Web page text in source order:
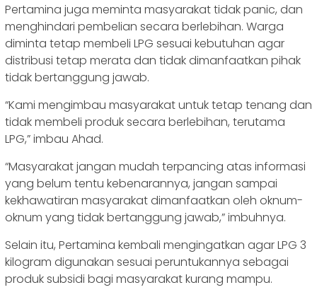
Pertamina juga meminta masyarakat tidak panic, dan
menghindari pembelian secara berlebihan. Warga
diminta tetap membeli LPG sesuai kebutuhan agar
distribusi tetap merata dan tidak dimanfaatkan pihak
tidak bertanggung jawab.
“Kami mengimbau masyarakat untuk tetap tenang dan
tidak membeli produk secara berlebihan, terutama
LPG,” imbau Ahad.
“Masyarakat jangan mudah terpancing atas informasi
yang belum tentu kebenarannya, jangan sampai
kekhawatiran masyarakat dimanfaatkan oleh oknum-
oknum yang tidak bertanggung jawab,” imbuhnya.
Selain itu, Pertamina kembali mengingatkan agar LPG 3
kilogram digunakan sesuai peruntukannya sebagai
produk subsidi bagi masyarakat kurang mampu.